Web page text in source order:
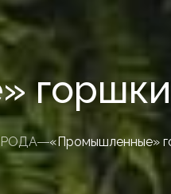
без горшка
с горшками
без горшков
с горшками
горшки
«Промышленные»